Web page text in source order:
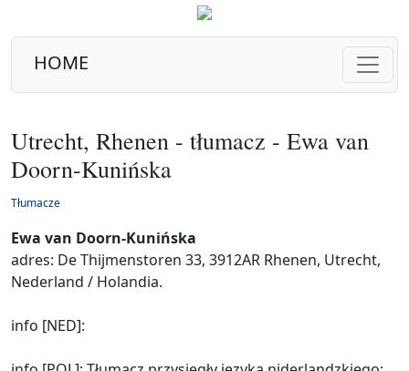
HOME
Utrecht, Rhenen - tłumacz - Ewa van
Doorn-Kunińska
Tłumacze
Ewa van Doorn-Kunińska
adres: De Thijmenstoren 33, 3912AR Rhenen, Utrecht,
Nederland / Holandia.
info [NED]: